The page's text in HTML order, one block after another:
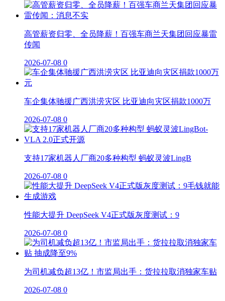
高管薪资归零、全员降薪！百强车商兰天集团回应暴雷
传闻
2026-07-08 0
车企集体驰援广西洪涝灾区 比亚迪向灾区捐款1000万
2026-07-08 0
支持17家机器人厂商20多种构型 蚂蚁灵波LingB
2026-07-08 0
性能大提升 DeepSeek V4正式版灰度测试：9
2026-07-08 0
为司机减负超13亿！市监局出手：货拉拉取消独家车贴
2026-07-08 0